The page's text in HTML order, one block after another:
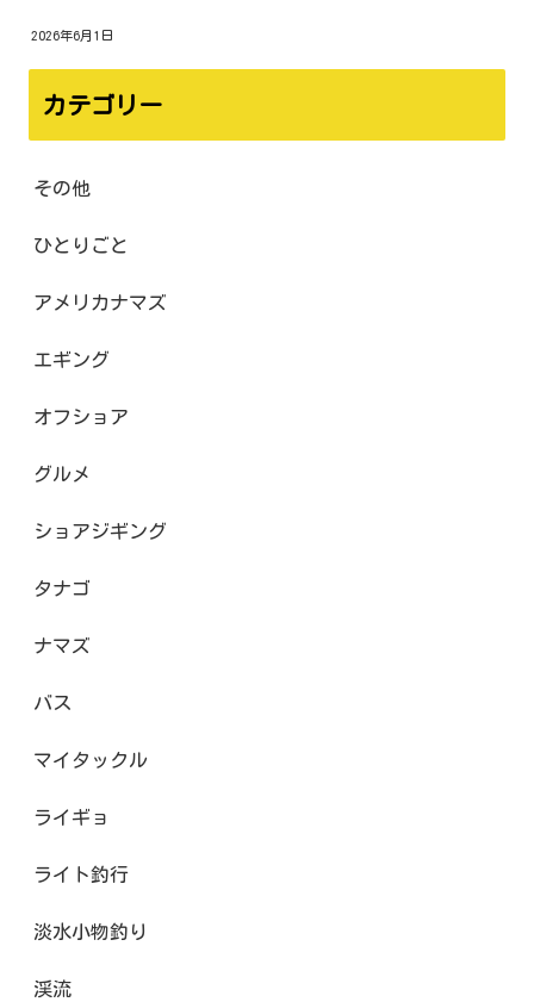
2026年6月1日
カテゴリー
その他
ひとりごと
アメリカナマズ
エギング
オフショア
グルメ
ショアジギング
タナゴ
ナマズ
バス
マイタックル
ライギョ
ライト釣行
淡水小物釣り
渓流